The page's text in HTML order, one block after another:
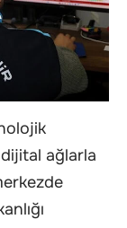
ağlarla